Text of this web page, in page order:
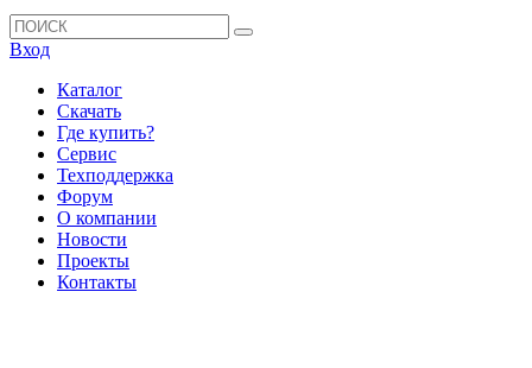
Вход
Каталог
Скачать
Где купить?
Сервис
Техподдержка
Форум
О компании
Новости
Проекты
Контакты